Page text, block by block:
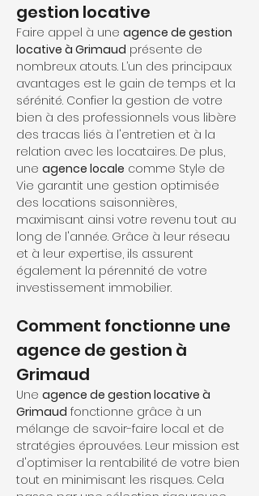
gestion locative
Faire appel à une agence de gestion
locative à Grimaud présente de
nombreux atouts. L’un des principaux
avantages est le gain de temps et la
sérénité. Confier la gestion de votre
bien à des professionnels vous libère
des tracas liés à l'entretien et à la
relation avec les locataires. De plus,
une agence locale comme Style de
Vie garantit une gestion optimisée
des locations saisonnières,
maximisant ainsi votre revenu tout au
long de l'année. Grâce à leur réseau
et à leur expertise, ils assurent
également la pérennité de votre
investissement immobilier.
Comment fonctionne une
agence de gestion à
Grimaud
Une agence de gestion locative à
Grimaud fonctionne grâce à un
mélange de savoir-faire local et de
stratégies éprouvées. Leur mission est
d'optimiser la rentabilité de votre bien
tout en minimisant les risques. Cela